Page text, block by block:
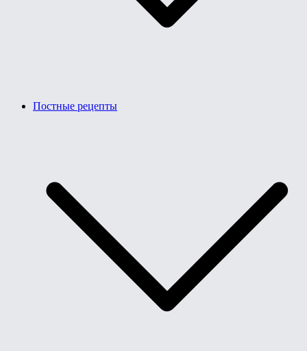
Постные рецепты